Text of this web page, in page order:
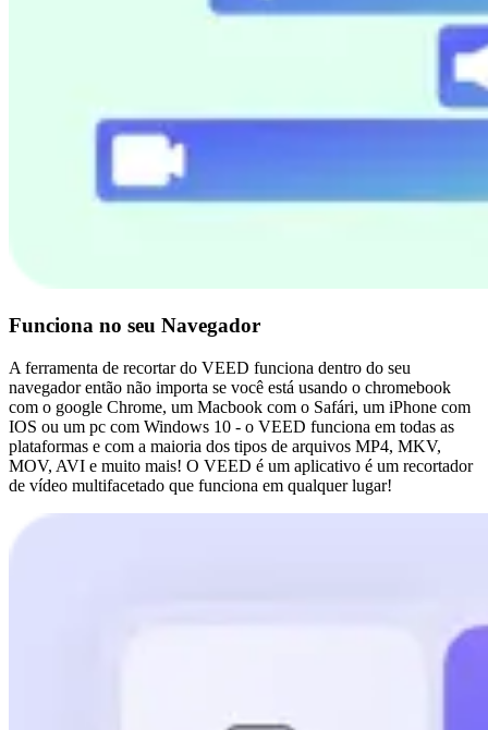
Funciona no seu Navegador
A ferramenta de recortar do VEED funciona dentro do seu
navegador então não importa se você está usando o chromebook
com o google Chrome, um Macbook com o Safári, um iPhone com
IOS ou um pc com Windows 10 - o VEED funciona em todas as
plataformas e com a maioria dos tipos de arquivos MP4, MKV,
MOV, AVI e muito mais! O VEED é um aplicativo é um recortador
de vídeo multifacetado que funciona em qualquer lugar!